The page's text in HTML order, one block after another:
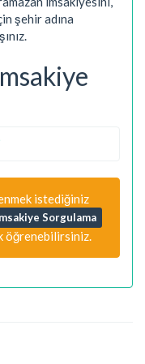
şehir adına
istediğiniz
Sorgulama
öğrenebilirsiniz.